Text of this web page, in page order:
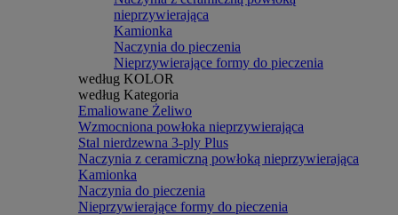
nieprzywierająca
Kamionka
Naczynia do pieczenia
Nieprzywierające formy do pieczenia
według KOLOR
według Kategoria
Emaliowane Żeliwo
Wzmocniona powłoka nieprzywierająca
Stal nierdzewna 3-ply Plus
Naczynia z ceramiczną powłoką nieprzywierająca
Kamionka
Naczynia do pieczenia
Nieprzywierające formy do pieczenia